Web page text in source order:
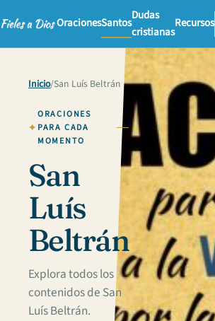
OracionesSantos
Dudas
cristianas
Recursos
Inicio/San Luís Beltrán
ORACIONES
PARA CADA
MOMENTO
San
Luís
Beltrán
Explora todos los
contenidos de San
Luís Beltrán.